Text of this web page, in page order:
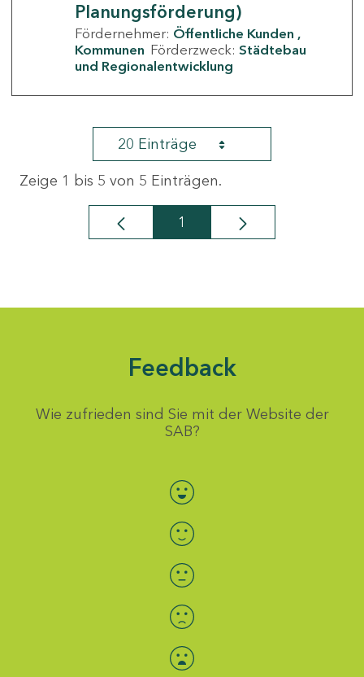
Planungsförderung)
Fördernehmer: Öffentliche Kunden
Kommunen Förderzweck: Städtebau
und Regionalentwicklung
20 Einträge
Zeige 1 bis 5 von 5 Einträgen.
Seite
1
Feedback
Wie zufrieden sind Sie mit der Website der
SAB?
Bewertung auswählen